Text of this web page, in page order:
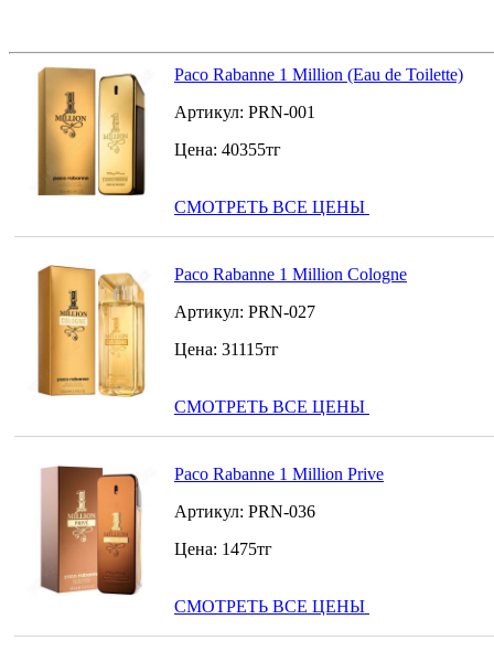
Paco Rabanne 1 Million (Eau de Toilette)
Артикул: PRN-001
Цена: 40355тг
СМОТРЕТЬ ВСЕ ЦЕНЫ
Paco Rabanne 1 Million Cologne
Артикул: PRN-027
Цена: 31115тг
СМОТРЕТЬ ВСЕ ЦЕНЫ
Paco Rabanne 1 Million Prive
Артикул: PRN-036
Цена: 1475тг
СМОТРЕТЬ ВСЕ ЦЕНЫ